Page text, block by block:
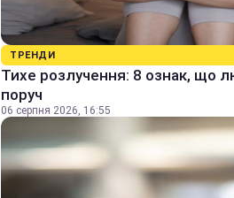
ТРЕНДИ
Тихе розлучення: 8 ознак, що
поруч
06 серпня 2026, 16:55